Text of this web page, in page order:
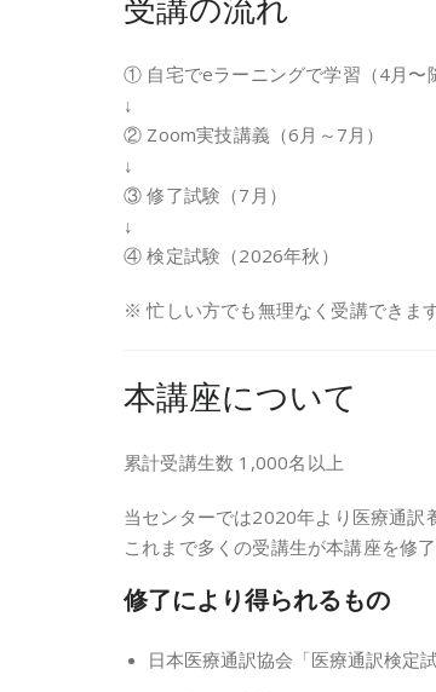
① 自宅でeラーニングで学習（4月〜
↓
② Zoom実技講義（6月～7月）
↓
③ 修了試験（7月）
↓
④ 検定試験（2026年秋）
※ 忙しい方でも無理なく受講できま
本講座について
累計受講生数 1,000名以上
当センターでは2020年より医療通訳
これまで多くの受講生が本講座を修了
修了により得られるもの
日本医療通訳協会「医療通訳検定